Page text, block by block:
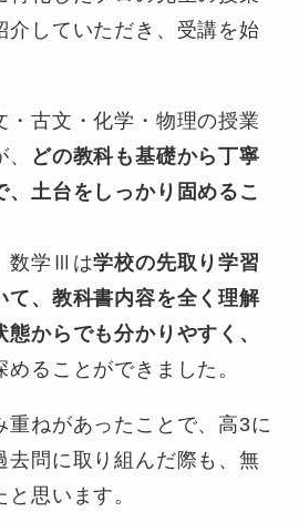
【岡山大学合格】ブロヨビで共
2026年6月4日 生徒・保護者向け
【上智大学合格】独学では伸び
なかった世界史を克服。上智大
介していただき、受講を始
・古文・化学・物理の授業
どの教科も基礎から丁寧
、土台をしっかり固めるこ
数学Ⅲは学校の先取り学習
て、教科書内容を全く理解
態からでも分かりやすく、
めることができました。
重ねがあったことで、高3に
去問に取り組んだ際も、無
思います。